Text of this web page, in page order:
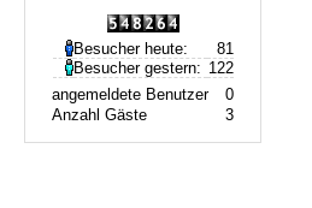
Besucher heute:
81
Besucher gestern: 122
angemeldete Benutzer
0
Anzahl Gäste
3